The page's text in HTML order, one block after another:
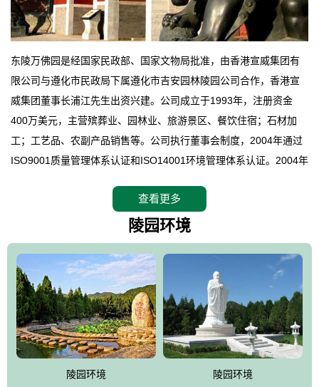
东陵万佛园是经国家民政部、国家文物局批准，由香港宣威集团有
限公司与遵化市民政局下属遵化市吉安园林陵园公司合作，香港宣
威集团董事长浦江先生出资兴建。公司成立于1993年，注册资金
400万美元，主营殡葬业、园林业、旅游景区、餐饮住宿；石材加
工；工艺品、农副产品销售等。公司执行董事会制度，2004年通过
ISO9001质量管理体系认证和ISO14001环境管理体系认证。2004年
拥有4A级旅游区头衔的花园式陵园，园内建有四星级酒店一座。
万佛园位于遵化市境内，座落在世界文化遗产清东陵地形墙内，地
形绝佳，地理位置优越，交通便利。公司以“建设全国顶级人生后花
园、打造佛教精品旅游圣地”为目标，以海外归侨、国内外知名人士
的墓地安葬、祭祀吊亡并结合旅游参观构成其主要使用功能；以苍
郁绚丽、优雅宜人的园林景观构成其外部形象。通过墓园建设与造
园手法相结合的默契操作，建成一处特色鲜明、服务周全、环境优
美、民族风格突出，与周边文物古迹交相呼应的极具吸引力的花园
式园林。
万佛园工程一期占地448亩，目前完成投资近12亿元人民币，园区采
查看更多
陵园环境
陵园环境 陵园环境